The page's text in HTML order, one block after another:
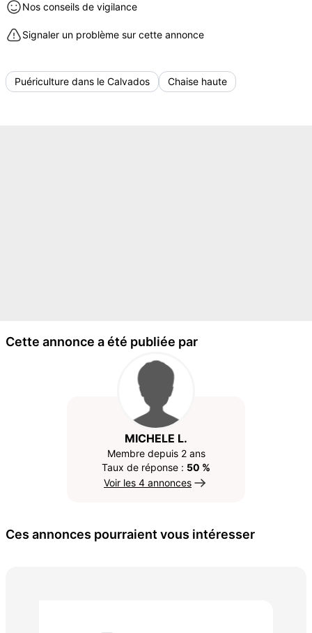
Nos conseils de vigilance
Signaler un problème sur cette annonce
Puériculture dans le Calvados Chaise haute
Cette annonce a été publiée par
MICHELE L.
Membre depuis 2 ans
Taux de réponse : 50 %
Voir les 4 annonces
Ces annonces pourraient vous intéresser